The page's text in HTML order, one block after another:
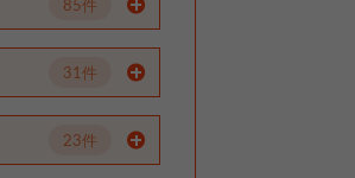
85件
31件
23件